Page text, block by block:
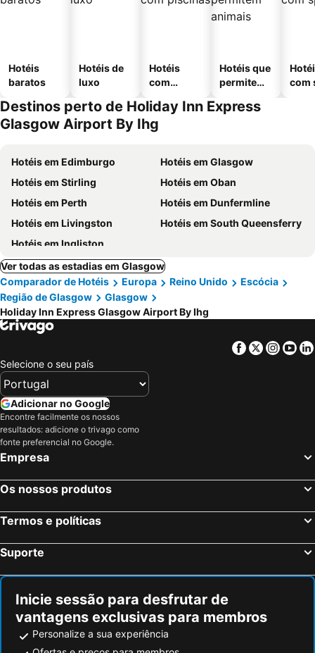
Hotéis
baratos
Hotéis de
luxo
Hotéis
com
Hotéis que
permitem
com
Destinos perto de Holiday Inn Express
Glasgow Airport By Ihg
Hotéis em Edimburgo
Hotéis em Glasgow
Hotéis em Stirling
Hotéis em Oban
Hotéis em Perth
Hotéis em Dunfermline
Hotéis em Livingston
Hotéis em South Queensferry
Hotéis em Ingliston
Ver todas as estadias em Glasgow
Comparador de Hotéis
Europa Reino Unido
Escócia
Região de Glasgow
Glasgow
Holiday Inn Express Glasgow Airport By Ihg
Facebook
Twitter
Selecione o seu país
Adicionar no Google
Encontre facilmente os nossos
resultados: adicione o trivago como
fonte preferencial no Google.
Empresa
Os nossos produtos
Termos e políticas
Suporte
Inicie sessão para desfrutar de
vantagens exclusivas para membros
Personalize a sua experiência